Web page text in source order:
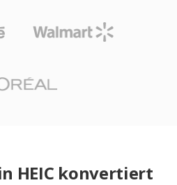
HEIC konvertiert